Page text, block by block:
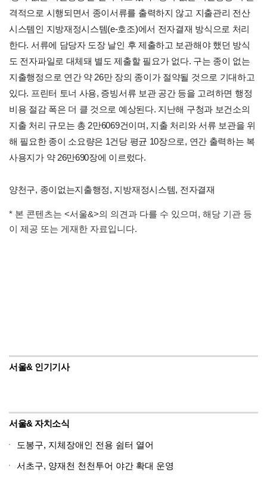
격적으로 시행되면서 종이서류를 출력하지 않고 지출관리 전산
시스템인 지방재정시스템(e-호조)에서 전자결재 방식으로 처리
한다. 서류에 담당자 도장 날인 후 제출하고 보관해야 했던 방식
도 전자파일로 대체돼 별도 제출할 필요가 없다. 구는 종이 없는
지출행정으로 연간 약 26만 장의 종이가 절약될 것으로 기대하고
있다. 프린터 토너 사용, 증빙서류 보관 공간 등을 고려하면 행정
비용 절감 폭은 더 클 것으로 예상된다. 지난해 구청과 보건소의
지출 처리 규모는 총 2만6069건이며, 지출 처리와 서류 보관을 위
해 필요한 종이 소요량은 1건당 평균 10장으로, 연간 출력하는 복
사용지가 약 26만690장에 이르렀다.
양천구, 종이없는지출행정, 지방재정시스템, 전자결재
* 본 콘텐츠는 <서울&>의 의견과 다를 수 있으며, 해당 기관 등
이 제공 또는 게재한 자료입니다.
서울& 인기기사
서울& 자치소식
도봉구, 지체장애인 전용 쉼터 열어
서초구, 양재천 천천투어 야간 확대 운영